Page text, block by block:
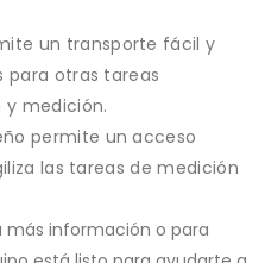
un transporte fácil y
para otras tareas
y medición.
permite un acceso
las tareas de medición
más información o para